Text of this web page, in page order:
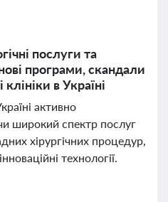
послуги та
програми, скандали
в Україні
активно
широкий спектр послуг
хірургічних процедур,
технології.